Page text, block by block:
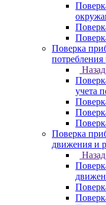
Поверка
потребления
Назад
учета
Поверка
движения и
Назад